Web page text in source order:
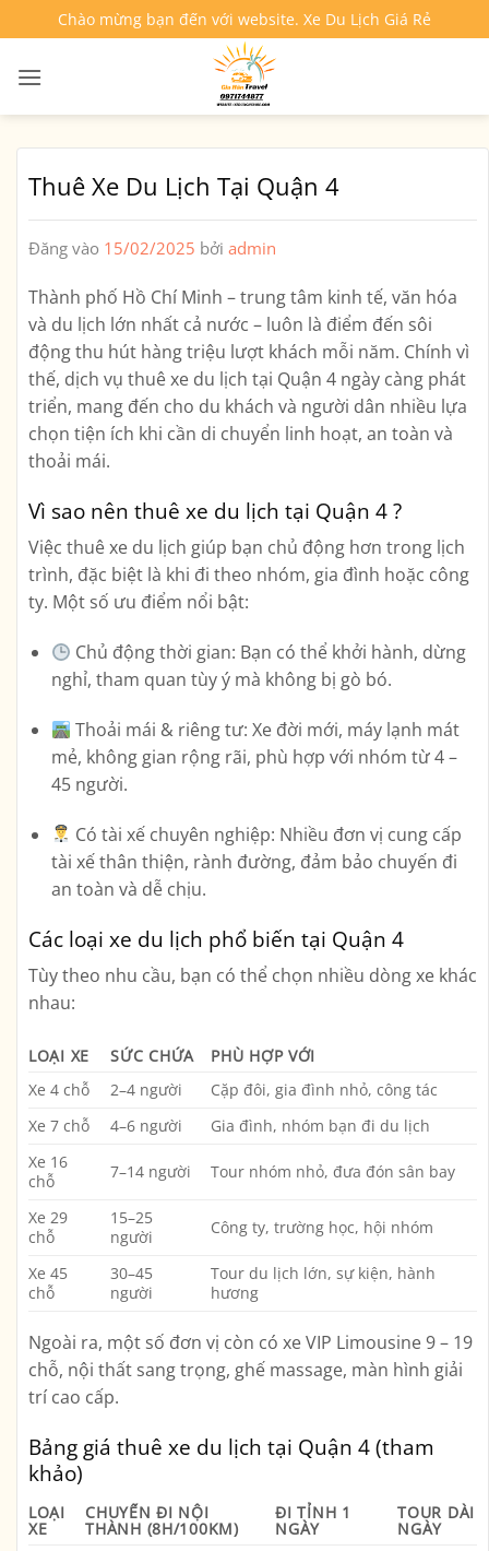
qua
nội
Chào mừng bạn đến với website. Xe Du Lịch Giá Rẻ
Thuê Xe Du Lịch Tại Quận 4
Đăng vào 15/02/2025 bởi admin
Thành phố Hồ Chí Minh – trung tâm kinh tế, văn hóa
và du lịch lớn nhất cả nước – luôn là điểm đến sôi
động thu hút hàng triệu lượt khách mỗi năm. Chính vì
thế, dịch vụ thuê xe du lịch tại Quận 4 ngày càng phát
triển, mang đến cho du khách và người dân nhiều lựa
chọn tiện ích khi cần di chuyển linh hoạt, an toàn và
thoải mái.
Vì sao nên thuê xe du lịch tại Quận 4 ?
Việc thuê xe du lịch giúp bạn chủ động hơn trong lịch
trình, đặc biệt là khi đi theo nhóm, gia đình hoặc công
ty. Một số ưu điểm nổi bật:
Chủ động thời gian: Bạn có thể khởi hành, dừng
nghỉ, tham quan tùy ý mà không bị gò bó.
Thoải mái & riêng tư: Xe đời mới, máy lạnh mát
mẻ, không gian rộng rãi, phù hợp với nhóm từ 4 –
45 người.
Có tài xế chuyên nghiệp: Nhiều đơn vị cung cấp
tài xế thân thiện, rành đường, đảm bảo chuyến đi
an toàn và dễ chịu.
Các loại xe du lịch phổ biến tại Quận 4
Tùy theo nhu cầu, bạn có thể chọn nhiều dòng xe khác
nhau:
LOẠI XE SỨC CHỨA
PHÙ HỢP VỚI
Xe 4 chỗ
2–4 người
Cặp đôi, gia đình nhỏ, công tác
Xe 7 chỗ
4–6 người
Gia đình, nhóm bạn đi du lịch
Xe 16
chỗ
7–14 người Tour nhóm nhỏ, đưa đón sân bay
Xe 29
chỗ
15–25
người
Công ty, trường học, hội nhóm
Xe 45
chỗ
30–45
người
Tour du lịch lớn, sự kiện, hành
hương
Ngoài ra, một số đơn vị còn có xe VIP Limousine9 – 19
chỗ, nội thất sang trọng, ghế massage, màn hình giải
trí cao cấp.
Bảng giá thuê xe du lịch tại Quận 4 (tham
khảo)
LOẠI
XE
CHUYẾN ĐI NỘI
THÀNH (8H/100KM)
ĐI TỈNH 1
NGÀY
TOUR DÀI
NGÀY